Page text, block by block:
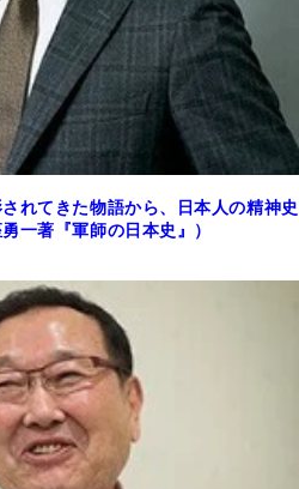
れてきた物語から、日本人の精神史
一著『軍師の日本史』）